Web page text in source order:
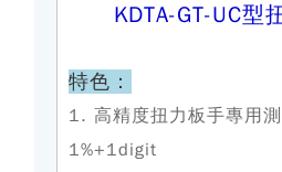
KDTA-GT-UC型
特色：
1. 高精度扭力板手專用
1%+1digit